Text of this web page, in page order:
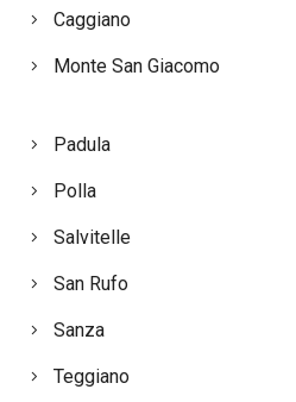
Caggiano
Monte San Giacomo
Padula
Polla
Salvitelle
San Rufo
Sanza
Teggiano